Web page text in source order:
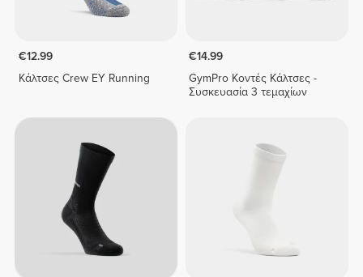
€12.99
Κάλτσες Crew EY Running
€14.99
GymPro Κοντές Κάλτσες -
Συσκευασία 3 τεμαχίων